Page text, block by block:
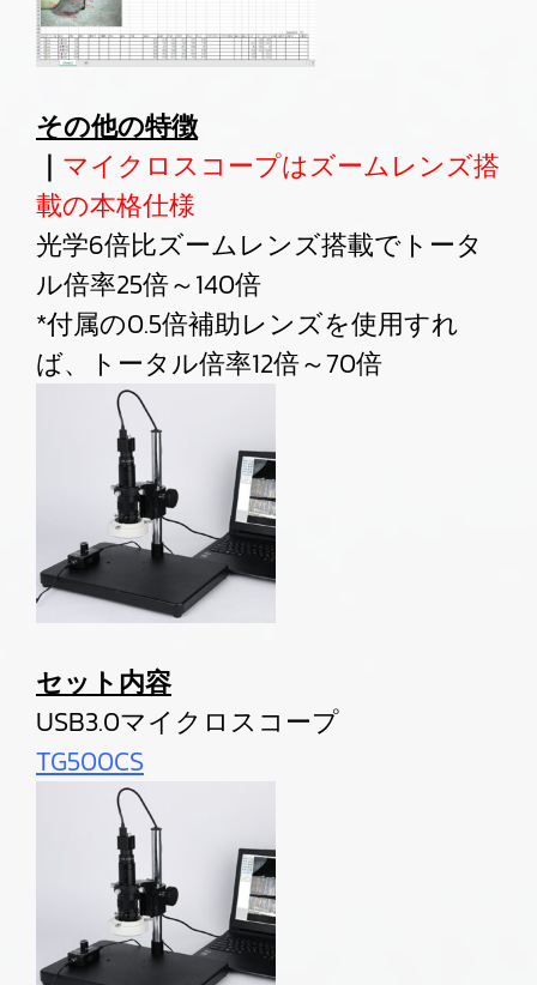
その他の特徴
｜ マイクロスコープはズームレンズ搭
載の本格仕様
光学6倍比ズームレンズ搭載でトータ
ル倍率25倍～140倍
*付属の0.5倍補助レンズを使用すれ
ば、トータル倍率12倍～70倍
セット内容
USB3.0マイクロスコープ
TG500CS